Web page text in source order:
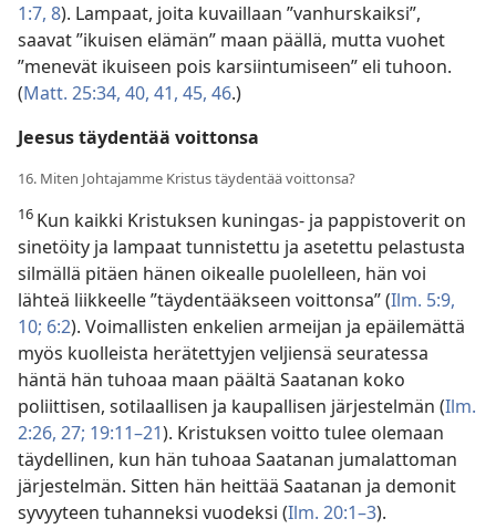
1:7, 8). Lampaat, joita kuvaillaan ”vanhurskaiksi”,
saavat ”ikuisen elämän” maan päällä, mutta vuohet
”menevät ikuiseen pois karsiintumiseen” eli tuhoon.
(Matt. 25:34, 40, 41, 45, 46.)
Jeesus täydentää voittonsa
16. Miten Johtajamme Kristus täydentää voittonsa?
16 Kun kaikki Kristuksen kuningas- ja pappistoverit on
sinetöity ja lampaat tunnistettu ja asetettu pelastusta
silmällä pitäen hänen oikealle puolelleen, hän voi
lähteä liikkeelle ”täydentääkseen voittonsa” (Ilm. 5:9,
10; 6:2). Voimallisten enkelien armeijan ja epäilemättä
myös kuolleista herätettyjen veljiensä seuratessa
häntä hän tuhoaa maan päältä Saatanan koko
poliittisen, sotilaallisen ja kaupallisen järjestelmän (Ilm.
2:26, 27; 19:11–21). Kristuksen voitto tulee olemaan
täydellinen, kun hän tuhoaa Saatanan jumalattoman
järjestelmän. Sitten hän heittää Saatanan ja demonit
syvyyteen tuhanneksi vuodeksi (Ilm. 20:1–3).